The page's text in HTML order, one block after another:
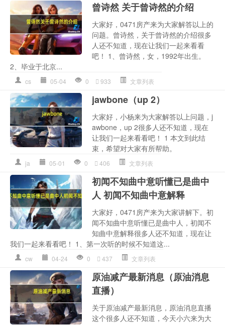
曾诗然 关于曾诗然的介绍
大家好，0471房产来为大家解答以上的
问题。曾诗然，关于曾诗然的介绍很多
人还不知道，现在让我们一起来看看
吧！ 1、曾诗然，女，1992年出生。
2、毕业于北京...
cs 05-04 0 933 文章列表
jawbone（up 2）
大家好，小杨来为大家解答以上问题，j
awbone，up 2很多人还不知道，现在
让我们一起来看看吧！ 1 本文到此结
束，希望对大家有所帮助。
ja 05-01 0 406 文章列表
初闻不知曲中意听懂已是曲中
人 初闻不知曲中意解释
大家好，0471房产来为大家讲解下。初
闻不知曲中意听懂已是曲中人，初闻不
知曲中意解释很多人还不知道，现在让
我们一起来看看吧！ 1、第一次听的时候不知道这...
cw 04-24 0 437 文章列表
原油减产最新消息（原油消息
直播）
关于原油减产最新消息，原油消息直播
这个很多人还不知道，今天小六来为大